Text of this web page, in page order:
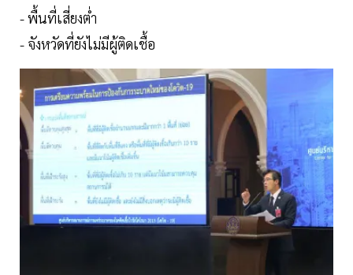
- พื้นที่เสี่ยงต่ำ
- จังหวัดที่ยังไม่มีผู้ติดเชื้อ